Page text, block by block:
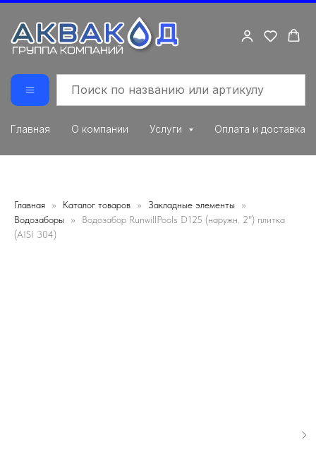
Главная О компании Услуги Оплата и доставка
Главная Каталог товаров
Закладные элементы
Водозаборы
Водозабор RunwillPools D125 (наружн. 2") плитка
(AISI 304)